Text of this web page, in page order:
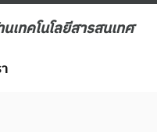
เทคโนโลยีสารสนเทศ